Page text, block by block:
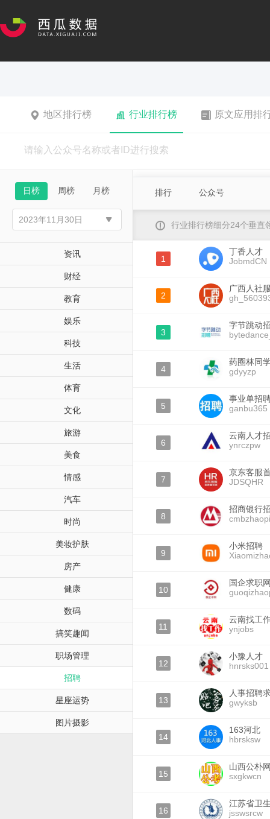
地区排行榜 行业排行榜 原文应用排
日榜 周榜 月榜
资讯
财经
教育
娱乐
科技
生活
体育
文化
旅游
美食
情感
汽车
时尚
美妆护肤
房产
健康
数码
搞笑趣闻
职场管理
招聘
星座运势
图片摄影
排行 公众号
行业排行榜细分24个垂直
1
丁香人才
JobmdCN
2
广西人社
3
字节跳动
4
药圈林同
gdyyzp
5
事业单招
ganbu365
6
云南人才
ynrczpw
7
京东客服
JDSQHR
8
招商银行
9
小米招聘
10
国企求职
11
云南找工
ynjobs
12
小豫人才
hnrsks001
13
人事招聘
gwyksb
14
163河北
hbrsksw
15
山西公朴
sxgkwcn
16
江苏省卫
jsswsrcw